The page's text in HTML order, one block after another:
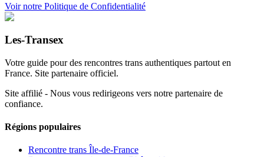
Voir notre Politique de Confidentialité
Les-Transex
Votre guide pour des rencontres trans authentiques partout en
France. Site partenaire officiel.
Site affilié - Nous vous redirigeons vers notre partenaire de
confiance.
Régions populaires
Rencontre trans Île-de-France